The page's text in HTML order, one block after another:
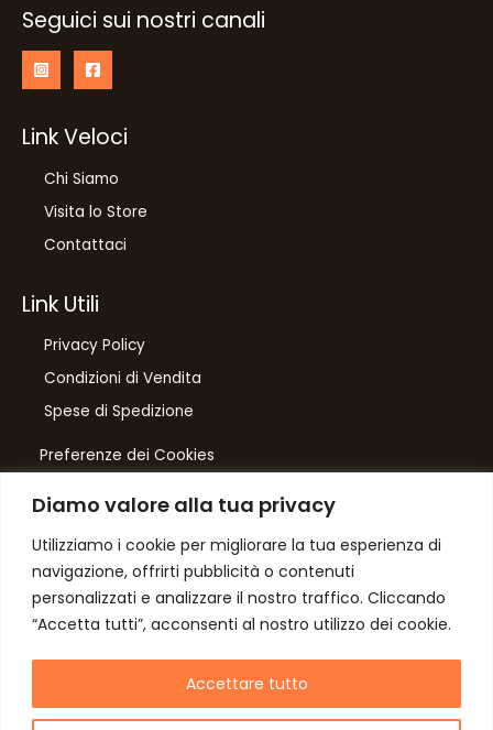
Diamo valore alla tua privacy
Utilizziamo i cookie per migliorare la tua esperienza di
navigazione, offrirti pubblicità o contenuti
personalizzati e analizzare il nostro traffico. Cliccando
“Accetta tutti”, acconsenti al nostro utilizzo dei cookie.
Accettare tutto
Seguici sui nostri canali
Link Veloci
Chi Siamo
Visita lo Store
Contattaci
Link Utili
Privacy Policy
Condizioni di Vendita
Spese di Spedizione
Preferenze dei Cookies
Number One
di Domenico Toccacieli
Via G. Mazzini 5/C
61033 FERMIGNANO PU
C.F. TCCDNC64A31D541L